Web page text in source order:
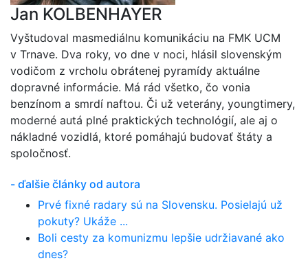
Jan KOLBENHAYER
Vyštudoval masmediálnu komunikáciu na FMK UCM
v Trnave. Dva roky, vo dne v noci, hlásil slovenským
vodičom z vrcholu obrátenej pyramídy aktuálne
dopravné informácie. Má rád všetko, čo vonia
benzínom a smrdí naftou. Či už veterány, youngtimery,
moderné autá plné praktických technológií, ale aj o
nákladné vozidlá, ktoré pomáhajú budovať štáty a
spoločnosť.
- ďalšie články od autora
Prvé fixné radary sú na Slovensku. Posielajú už
pokuty? Ukáže ...
Boli cesty za komunizmu lepšie udržiavané ako
dnes?